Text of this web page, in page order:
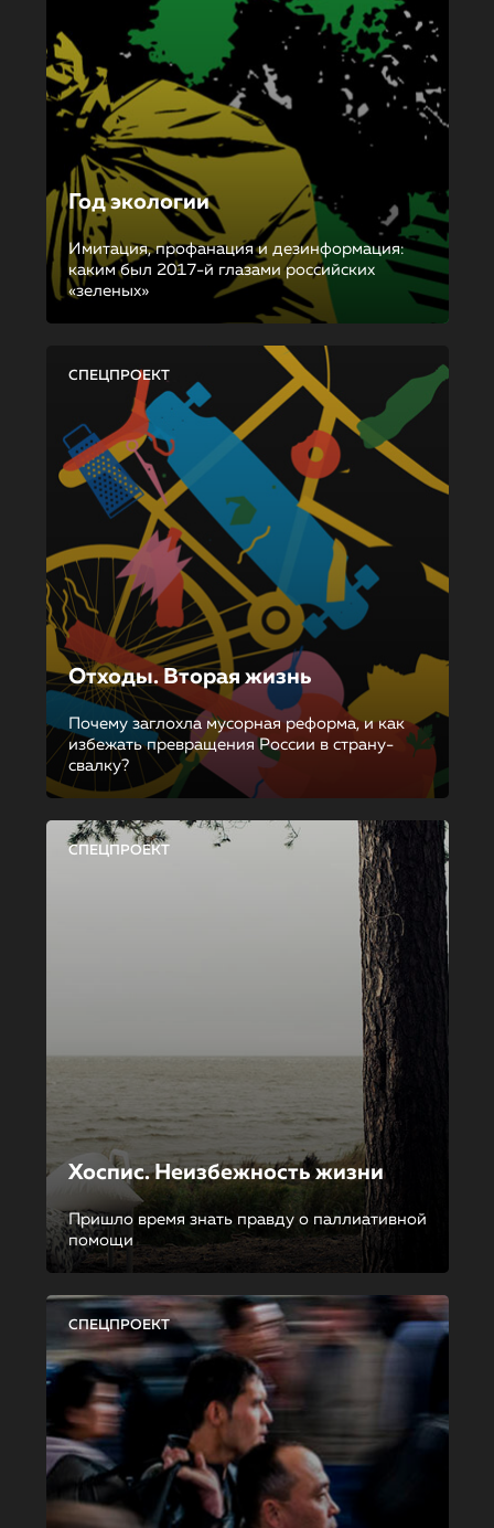
Год экологии
Имитация, профанация и дезинформация:
каким был 2017-й глазами российских
«зеленых»
СПЕЦПРОЕКТ
Отходы. Вторая жизнь
Почему заглохла мусорная реформа, и как
избежать превращения России в страну-
свалку?
СПЕЦПРОЕКТ
Хоспис. Неизбежность жизни
Пришло время знать правду о паллиативной
помощи
СПЕЦПРОЕКТ